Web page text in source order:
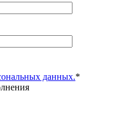
данных.*